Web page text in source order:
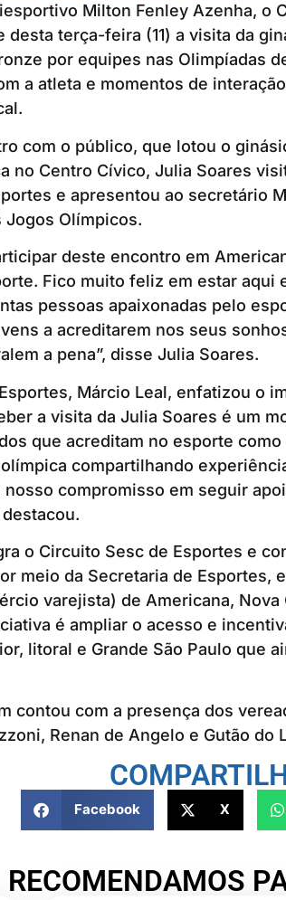
Milton Fenley Azenha, o
desta terça-feira (11) a visita da
por equipes nas Olimpíadas
a atleta e momentos de
com o público, que lotou o
no Centro Cívico, Julia Soares
e apresentou ao secretário
Jogos Olímpicos.
deste encontro em
Fico muito feliz em estar aqui
pessoas apaixonadas pelo
a acreditarem nos seus
a pena”, disse Julia Soares.
Márcio Leal, enfatizou o
a visita da Julia Soares é um
que acreditam no esporte
compartilhando
compromisso em seguir
o Circuito Sesc de Esportes e
meio da Secretaria de Esportes,
varejista) de Americana, Nova
é ampliar o acesso e
litoral e Grande São Paulo que
contou com a presença dos
Renan de Angelo e Gutão do
Facebook X
RECOMENDAMOS